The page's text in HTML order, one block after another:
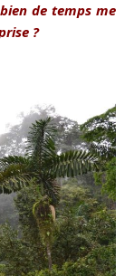
de temps me
?